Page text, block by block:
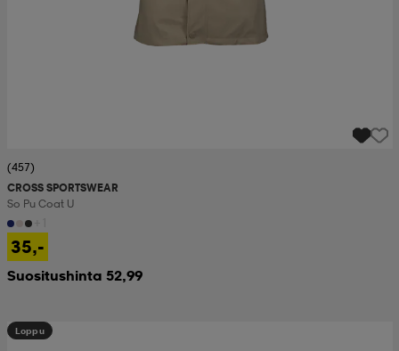
(457)
CROSS SPORTSWEAR
So Pu Coat U
35,-
Suositushinta 52,99
Loppu